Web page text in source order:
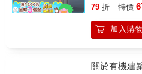
都市規劃▎完
創作歷程本書
勒・柯比意
更具雕塑性與
色首度系統性
足長期「重北
地域主義典範
東南亞文化，
語言，預示臺
成為未來發展
暖；他雖被學
態，成為現代
既具學術深
背後，柯比意
不同名家的
哈斯、尚‧努
行中的感動&
快速欣賞指南
年表＋作品
彩內容【
作出融合舒適
照明設計，為
本書不僅帶
基義、景觀藝
79 折 特價
加入購
關於有機建